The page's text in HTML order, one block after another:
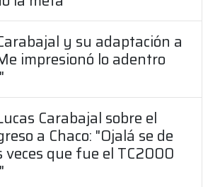
y su adaptación a
impresionó lo adentro
Carabajal sobre el
a Chaco: "Ojalá se de
veces que fue el TC2000